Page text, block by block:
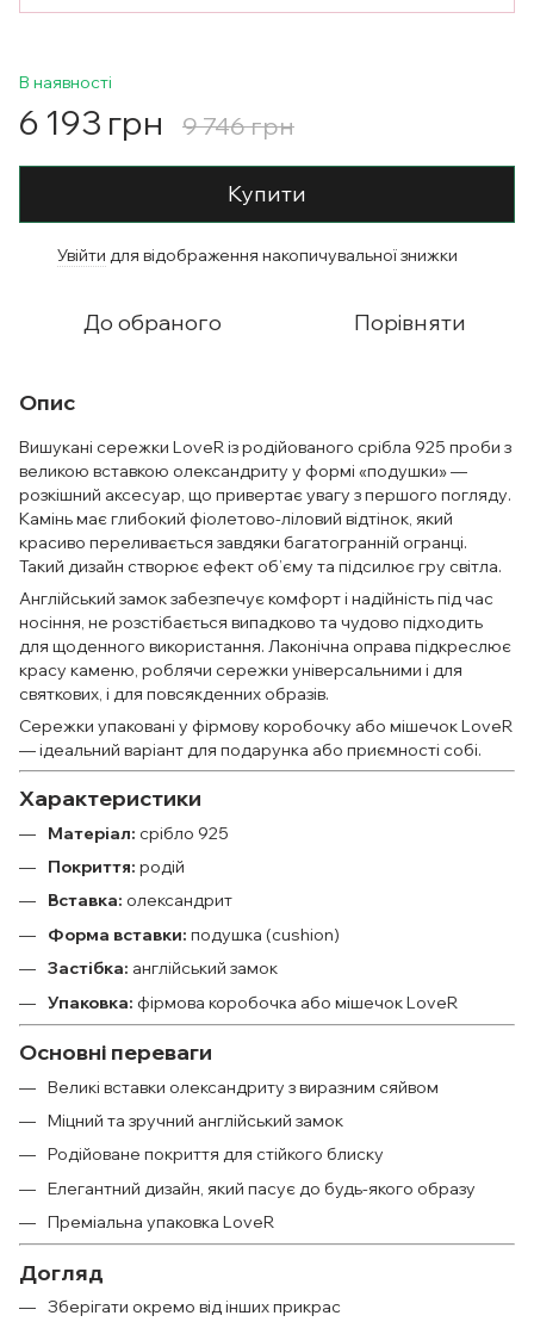
В наявності
6 193 грн 9 746 грн
Купити
Увійти для відображення накопичувальної знижки
До обраного Порівняти
Опис
Вишукані сережки LoveR із родійованого срібла 925 проби з
великою вставкою олександриту у формі «подушки» —
розкішний аксесуар, що привертає увагу з першого погляду.
Камінь має глибокий фіолетово-ліловий відтінок, який
красиво переливається завдяки багатогранній огранці.
Такий дизайн створює ефект об’єму та підсилює гру світла.
Англійський замок забезпечує комфорт і надійність під час
носіння, не розстібається випадково та чудово підходить
для щоденного використання. Лаконічна оправа підкреслює
красу каменю, роблячи сережки універсальними і для
святкових, і для повсякденних образів.
Сережки упаковані у фірмову коробочку або мішечок LoveR
— ідеальний варіант для подарунка або приємності собі.
Характеристики
Матеріал: срібло 925
Покриття: родій
Вставка: олександрит
Форма вставки: подушка (cushion)
Застібка: англійський замок
Упаковка: фірмова коробочка або мішечок LoveR
Основні переваги
Великі вставки олександриту з виразним сяйвом
Міцний та зручний англійський замок
Родійоване покриття для стійкого блиску
Елегантний дизайн, який пасує до будь-якого образу
Преміальна упаковка LoveR
Догляд
Зберігати окремо від інших прикрас